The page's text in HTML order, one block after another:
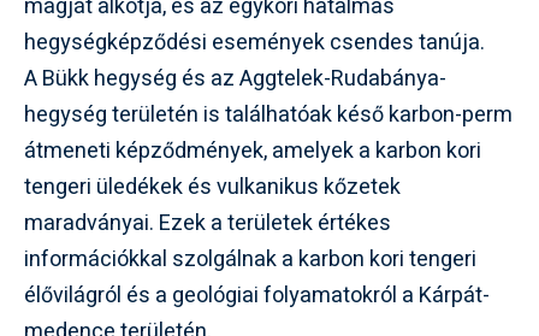
hegységképződési események csendes tanúja.
A Bükk hegység és az Aggtelek-Rudabánya-
hegység területén is találhatóak késő karbon-perm
átmeneti képződmények, amelyek a karbon kori
tengeri üledékek és vulkanikus kőzetek
maradványai. Ezek a területek értékes
információkkal szolgálnak a karbon kori tengeri
élővilágról és a geológiai folyamatokról a Kárpát-